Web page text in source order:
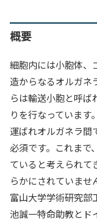
概要
細胞内には小胞体、
造からなるオルガネ
らは輸送小胞と呼ば
りを行なっています
運ばれオルガネラ間
必須です。これまで
ていると考えられて
らかにされていませ
富山大学学術研究部
池誠一特命助教とド